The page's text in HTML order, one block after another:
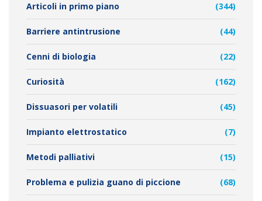
Articoli in primo piano (344)
Barriere antintrusione (44)
Cenni di biologia (22)
Curiosità (162)
Dissuasori per volatili (45)
Impianto elettrostatico (7)
Metodi palliativi (15)
Problema e pulizia guano di piccione (68)